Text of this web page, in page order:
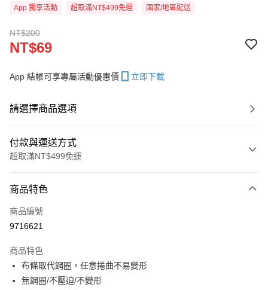
App 獨享活動 超取滿NT$499免運 國家/地區配送
NT$200
NT$69
App 結帳可享專屬活動優惠價 立即下載
請選擇商品選項
付款與運送方式
超取滿NT$499免運
信用卡一次付款
超商取貨付款
Apple Pay
街口支付
商品特色
商品編號
9716621
商品特色
布條取代鋼圈，任意捲曲不易變形
無鋼圈/不壓迫/不變形